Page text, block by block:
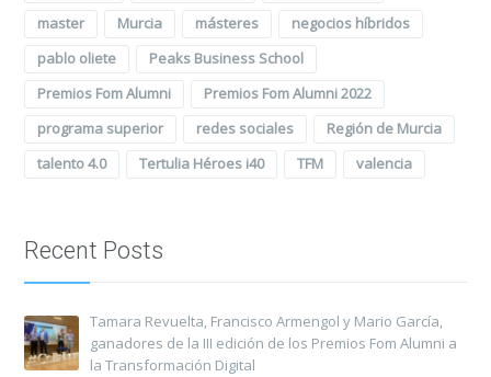
master
Murcia másteres
negocios híbridos
pablo oliete
Peaks Business School
Premios Fom Alumni
Premios Fom Alumni 2022
programa superior
redes sociales
Región de Murcia
talento 4.0
Tertulia Héroes i40 TFM valencia
Recent Posts
Tamara Revuelta, Francisco Armengol y Mario García,
ganadores de la III edición de los Premios Fom Alumni a
la Transformación Digital